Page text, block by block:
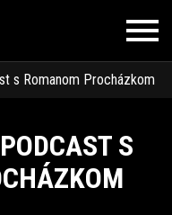
s Romanom Procházkom
S